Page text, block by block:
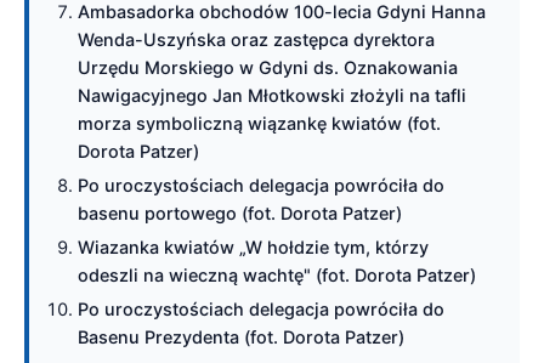
Ambasadorka obchodów 100-lecia Gdyni Hanna
Wenda-Uszyńska oraz zastępca dyrektora
Urzędu Morskiego w Gdyni ds. Oznakowania
Nawigacyjnego Jan Młotkowski złożyli na tafli
morza symboliczną wiązankę kwiatów (fot.
Dorota Patzer)
Po uroczystościach delegacja powróciła do
basenu portowego (fot. Dorota Patzer)
Wiazanka kwiatów „W hołdzie tym, którzy
odeszli na wieczną wachtę" (fot. Dorota Patzer)
Po uroczystościach delegacja powróciła do
Basenu Prezydenta (fot. Dorota Patzer)